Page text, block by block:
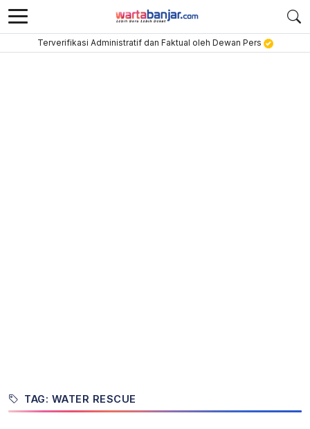
Terverifikasi Administratif dan Faktual oleh Dewan Pers
TAG: WATER RESCUE